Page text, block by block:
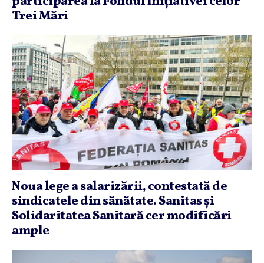
Trei Mări
Noua lege a salarizării, contestată de
sindicatele din sănătate. Sanitas şi
Solidaritatea Sanitară cer modificări
ample